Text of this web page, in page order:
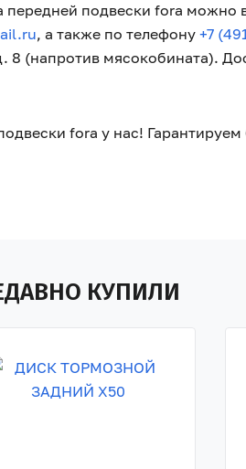
передней подвески fora
, а также по телефону +7
8 (напротив мясокобината).
fora у нас!
КУПИЛИ